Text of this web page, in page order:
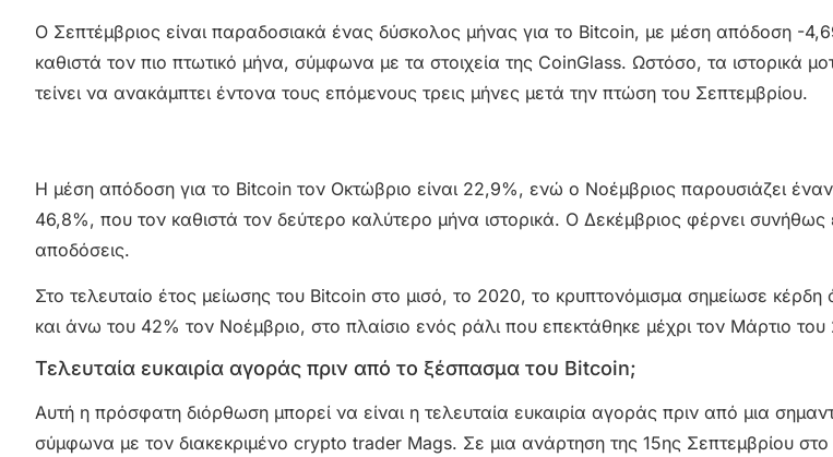
Ο Σεπτέμβριος είναι παραδοσιακά ένας δύσκολος μήνας για το Bitcoin, με μέση απόδοση -
καθιστά τον πιο πτωτικό μήνα, σύμφωνα με τα στοιχεία της CoinGlass. Ωστόσο, τα ιστορικά
τείνει να ανακάμπτει έντονα τους επόμενους τρεις μήνες μετά την πτώση του Σεπτεμβρίου.
Η μέση απόδοση για το Bitcoin τον Οκτώβριο είναι 22,9%, ενώ ο Νοέμβριος παρουσιάζει
46,8%, που τον καθιστά τον δεύτερο καλύτερο μήνα ιστορικά. Ο Δεκέμβριος φέρνει συνήθως
αποδόσεις.
Στο τελευταίο έτος μείωσης του Bitcoin στο μισό, το 2020, το κρυπτονόμισμα σημείωσε
και άνω του 42% τον Νοέμβριο, στο πλαίσιο ενός ράλι που επεκτάθηκε μέχρι τον Μάρτιο του
Τελευταία ευκαιρία αγοράς πριν από το ξέσπασμα του Bitcoin;
Αυτή η πρόσφατη διόρθωση μπορεί να είναι η τελευταία ευκαιρία αγοράς πριν από μια
σύμφωνα με τον διακεκριμένο crypto trader Mags. Σε μια ανάρτηση της 15ης Σεπτεμβρίου